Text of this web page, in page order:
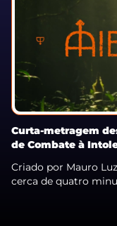
Curta-metragem
de Combate à
Criado por Mauro
cerca de quatro